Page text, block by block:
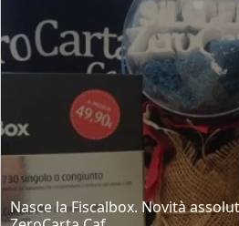
Nasce la Fiscalbox. Novità